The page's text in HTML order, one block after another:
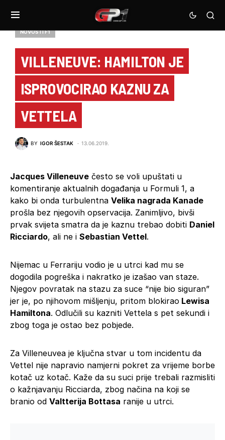
NOVOSTI F1
VILLENEUVE: HAMILTON JE
ISPROVOCIRAO KAZNU ZA
VETTELA
BY IGOR ŠESTAK 13.06.2019.
Jacques Villeneuve često se voli upuštati u
komentiranje aktualnih događanja u Formuli 1, a
kako bi onda turbulentna Velika nagrada Kanade
prošla bez njegovih opservacija. Zanimljivo, bivši
prvak svijeta smatra da je kaznu trebao dobiti Daniel
Ricciardo, ali ne i Sebastian Vettel.
Nijemac u Ferrariju vodio je u utrci kad mu se
dogodila pogreška i nakratko je izašao van staze.
Njegov povratak na stazu za suce “nije bio siguran”
jer je, po njihovom mišljenju, pritom blokirao Lewisa
Hamiltona. Odlučili su kazniti Vettela s pet sekundi i
zbog toga je ostao bez pobjede.
Za Villeneuvea je ključna stvar u tom incidentu da
Vettel nije napravio namjerni pokret za vrijeme borbe
kotač uz kotač. Kaže da su suci prije trebali razmisliti
o kažnjavanju Ricciarda, zbog načina na koji se
branio od Valtterija Bottasa ranije u utrci.